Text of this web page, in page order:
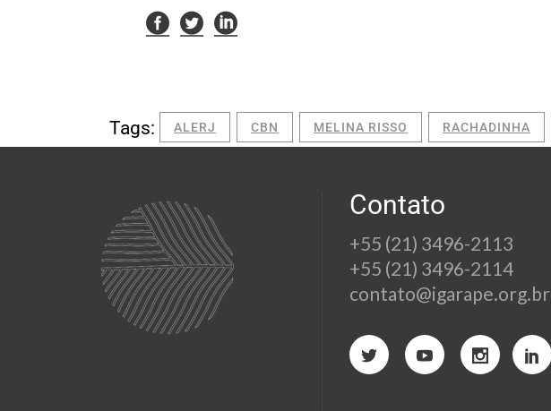
Tags: ALERJ CBN MELINA RISSO RACHADINHA
Contato
+55 (21) 3496-2113
+55 (21) 3496-2114
contato@igarape.org.br